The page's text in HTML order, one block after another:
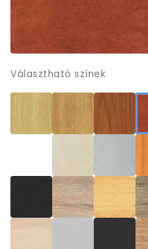
Választható színek